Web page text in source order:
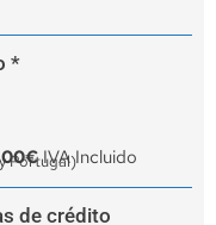
*
IVA Incluido
Portugal)
de crédito